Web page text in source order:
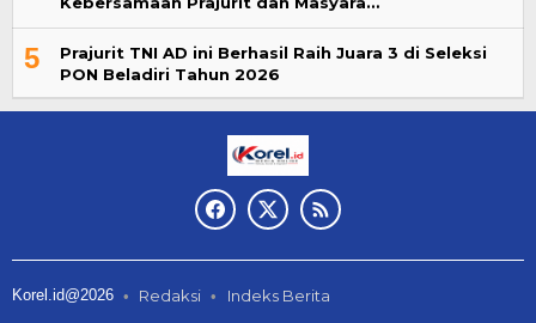
5
Prajurit TNI AD ini Berhasil Raih Juara 3 di Seleksi
PON Beladiri Tahun 2026
Korel.id@2026 Redaksi Indeks Berita